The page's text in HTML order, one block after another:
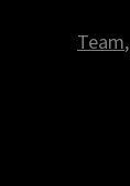
Team,